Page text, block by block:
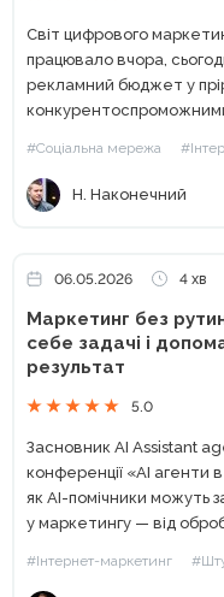
Світ цифрового
працювало вчора,
рекламний бюджет у
важливо тримати руку
#Соціальна мережа
Н. Наконечний
06.05.2026 4 хв
Маркетинг без
себе задачі і
результат
5.0
Засновник AI Assistant
конференції «AI агенти
як AI-помічники можуть
у маркетингу — від
#Інтернет-маркетинг